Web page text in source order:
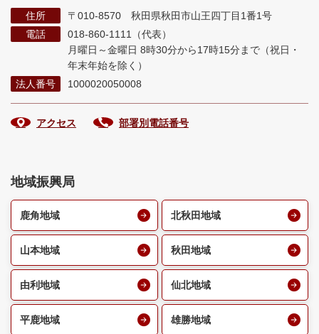
住所
〒010-8570 秋田県秋田市山王四丁目1番1号
電話
018-860-1111（代表）
月曜日～金曜日 8時30分から17時15分まで （祝日・
年末年始を除く）
法人番号
1000020050008
アクセス 部署別電話番号
地域振興局
鹿角地域 北秋田地域
山本地域 秋田地域
由利地域 仙北地域
平鹿地域 雄勝地域